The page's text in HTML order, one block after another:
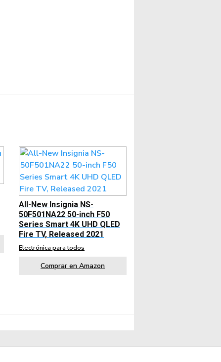
All-New Insignia NS-
50F501NA22 50-inch F50
Series Smart 4K UHD QLED
Fire TV, Released 2021
Electrónica para todos
Comprar en Amazon